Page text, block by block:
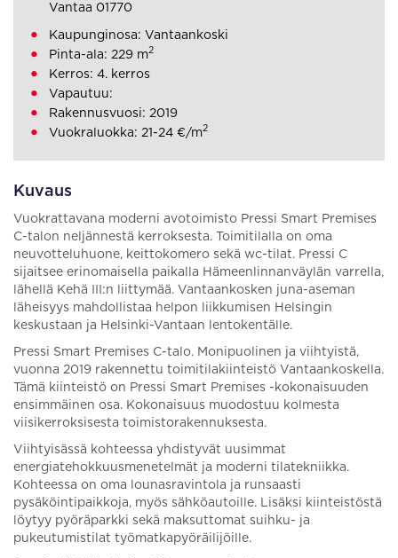
Kuvaus
Vuokrattavana moderni avotoimisto Pressi Smart Premises
C-talon neljännestä kerroksesta. Toimitilalla on oma
neuvotteluhuone, keittokomero sekä wc-tilat. Pressi C
sijaitsee erinomaisella paikalla Hämeenlinnanväylän varrella,
lähellä Kehä III:n liittymää. Vantaankosken juna-aseman
läheisyys mahdollistaa helpon liikkumisen Helsingin
keskustaan ja Helsinki-Vantaan lentokentälle.
Pressi Smart Premises C-talo. Monipuolinen ja viihtyistä,
vuonna 2019 rakennettu toimitilakiinteistö Vantaankoskella.
Tämä kiinteistö on Pressi Smart Premises -kokonaisuuden
ensimmäinen osa. Kokonaisuus muodostuu kolmesta
viisikerroksisesta toimistorakennuksesta.
Viihtyisässä kohteessa yhdistyvät uusimmat
energiatehokkuusmenetelmät ja moderni tilatekniikka.
Kohteessa on oma lounasravintola ja runsaasti
pysäköintipaikkoja, myös sähköautoille. Lisäksi kiinteistöstä
löytyy pyöräparkki sekä maksuttomat suihku- ja
pukeutumistilat työmatkapyöräilijöille.
Vantaa 01770
Kaupunginosa: Vantaankoski
Pinta-ala: 229 m2
Kerros: 4. kerros
Vapautuu:
Rakennusvuosi: 2019
Vuokraluokka: 21-24 €/m2